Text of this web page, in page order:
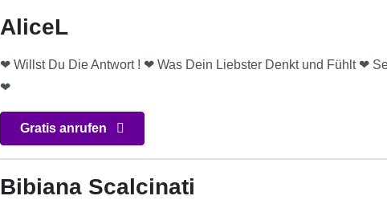
AliceL
❤ Willst Du Die Antwort ! ❤ Was Dein Liebster Denkt und Fühlt ❤
❤
Gratis anrufen
Bibiana Scalcinati